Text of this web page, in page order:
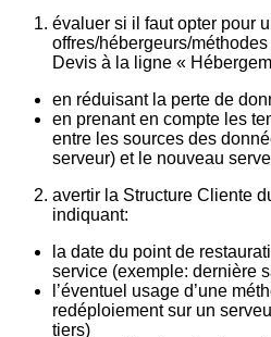
évaluer si il faut opter pour
offres/hébergeurs/
Devis à la ligne «
en réduisant la perte de
en prenant en compte les
entre les sources des
serveur) et le nouveau
avertir la Structure Cliente
indiquant:
la date du point de
service (exemple: dernière
l’éventuel usage d’une
redéploiement sur un
tiers)